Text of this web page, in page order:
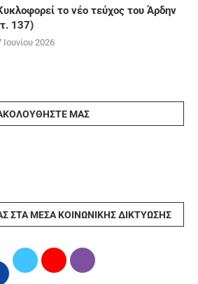
το νέο τεύχος του Άρδην
137)
Ιουνίου 2026
ΜΑΣ
ΣΤΑ ΜΈΣΑ ΚΟΙΝΩΝΙΚΉΣ ΔΙΚΤΎΩΣΗΣ